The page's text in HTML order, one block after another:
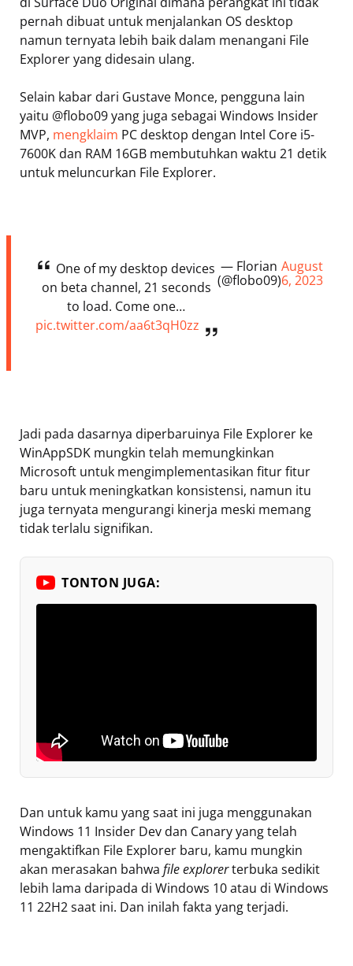
pernah dibuat untuk menjalankan OS desktop
namun ternyata lebih baik dalam menangani File
Explorer yang didesain ulang.
Selain kabar dari Gustave Monce, pengguna lain
yaitu @flobo09 yang juga sebagai Windows Insider
MVP, mengklaim PC desktop dengan Intel Core i5-
7600K dan RAM 16GB membutuhkan waktu 21 detik
untuk meluncurkan File Explorer.
One of my desktop devices
on beta channel, 21 seconds
to load. Come one…
pic.twitter.com/aa6t3qH0zz
— Florian
(@flobo09)
August
6, 2023
Jadi pada dasarnya diperbaruinya File Explorer ke
WinAppSDK mungkin telah memungkinkan
Microsoft untuk mengimplementasikan fitur fitur
baru untuk meningkatkan konsistensi, namun itu
juga ternyata mengurangi kinerja meski memang
tidak terlalu signifikan.
TONTON JUGA:
Dan untuk kamu yang saat ini juga menggunakan
Windows 11 Insider Dev dan Canary yang telah
mengaktifkan File Explorer baru, kamu mungkin
akan merasakan bahwa file explorerterbuka sedikit
lebih lama daripada di Windows 10 atau di Windows
11 22H2 saat ini. Dan inilah fakta yang terjadi.